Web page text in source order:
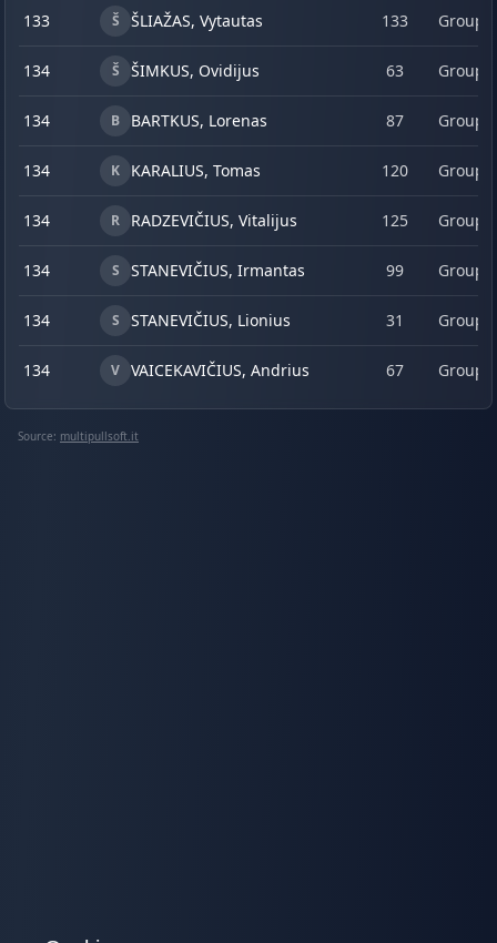
133 Š ŠLIAŽAS, Vytautas 133 Group
134 Š ŠIMKUS, Ovidijus 63 Group
134 B BARTKUS, Lorenas 87 Group
134 K KARALIUS, Tomas 120 Group
134 R RADZEVIČIUS, Vitalijus 125 Group
134 S STANEVIČIUS, Irmantas 99 Group
134 S STANEVIČIUS, Lionius 31 Group
134 V VAICEKAVIČIUS, Andrius 67 Group
Source: multipullsoft.it